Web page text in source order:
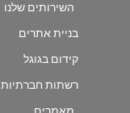
השירותים שלנו
בניית אתרים
קידום בגוגל
רשתות חברתיות